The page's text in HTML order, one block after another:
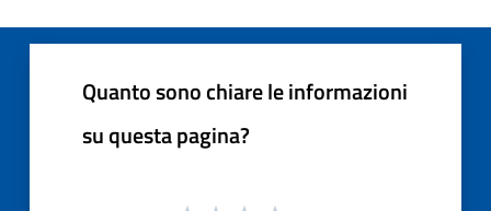
Quanto sono chiare le informazioni
su questa pagina?